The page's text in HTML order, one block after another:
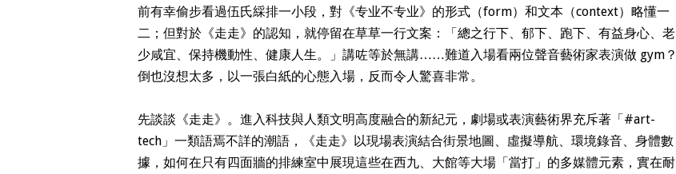
前有幸偷步看過伍氏綵排一小段，對《专业不专业》的形式（form）和文本（context）略懂一
二；但對於《走走》的認知，就停留在草草一行文案：「總之行下、郁下、跑下、有益身心、老
少咸宜、保持機動性、健康人生。」講咗等於無講……難道入場看兩位聲音藝術家表演做 gym？
倒也沒想太多，以一張白紙的心態入場，反而令人驚喜非常。
先談談《走走》。進入科技與人類文明高度融合的新紀元，劇場或表演藝術界充斥著「#art-
tech」一類語焉不詳的潮語，《走走》以現場表演結合街景地圖、虛擬導航、環境錄音、身體數
據，如何在只有四面牆的排練室中展現這些在西九、大館等大場「當打」的多媒體元素，實在耐